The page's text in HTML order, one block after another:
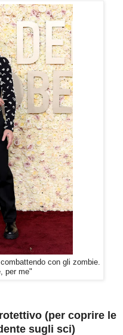
con gli zombie.
per me"
(per coprire le
sugli sci)